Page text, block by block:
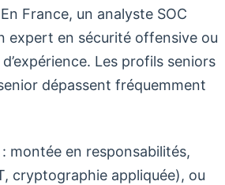
France, un analyste SOC
expert en sécurité offensive ou
Les profils seniors
dépassent fréquemment
montée en responsabilités,
cryptographie appliquée), ou